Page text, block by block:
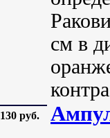
см в
130 руб.